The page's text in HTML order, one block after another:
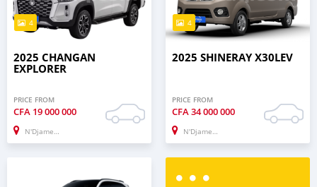
4
2025 CHANGAN
EXPLORER
PRICE FROM
CFA 19 000 000
N'Djamena
4
2025 SHINERAY X30LEV
PRICE FROM
CFA34 000 000
N'Djamena